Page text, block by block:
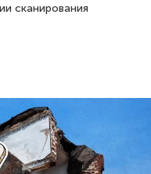
сканирования